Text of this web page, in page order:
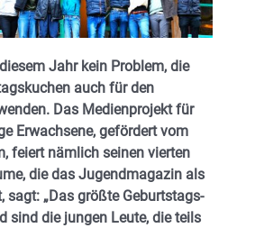
Jahr kein Problem, die
auch für den
Das Medienprojekt für
Erwachsene, gefördert vom
feiert nämlich seinen vierten
die das Jugendmagazin als
„Das größte Geburtstags-
sind die jungen Leute, die teils